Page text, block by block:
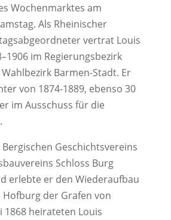
Wochenmarktes am
Als Rheinischer
vertrat Louis
im Regierungsbezirk
Barmen-Stadt. Er
von 1874-1889, ebenso 30
im Ausschuss für die
Geschichtsvereins
Schloss Burg
erlebte er den Wiederaufbau
der Grafen von
1868 heirateten Louis